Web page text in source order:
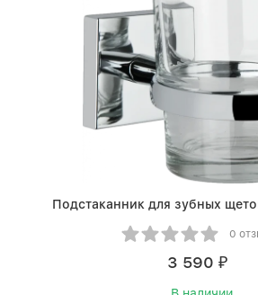
Подстаканник для зубных
0
3 590 ₽